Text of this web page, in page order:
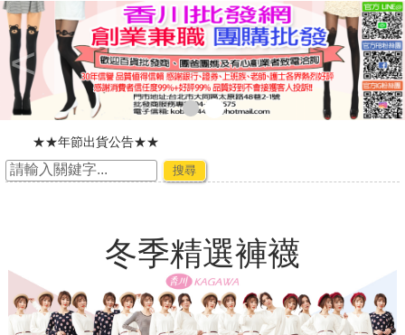
>
加入會員,即可享有批發價格
新官網，購物好輕鬆
☆ ★~廠商合作-專利技術~☆ ★
搜尋
冬季精選褲襪